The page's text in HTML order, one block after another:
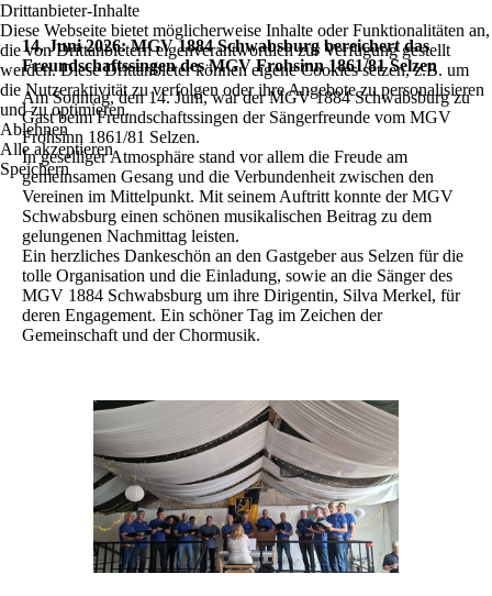
14. Juni 2026: MGV 1884 Schwabsburg bereichert das
Freundschaftssingen des MGV Frohsinn 1861/81 Selzen
Am Sonntag, den 14. Juni, war der MGV 1884 Schwabsburg zu
Gast beim Freundschaftssingen der Sängerfreunde vom MGV
Frohsinn 1861/81 Selzen.
In geselliger Atmosphäre stand vor allem die Freude am
gemeinsamen Gesang und die Verbundenheit zwischen den
Vereinen im Mittelpunkt. Mit seinem Auftritt konnte der MGV
Schwabsburg einen schönen musikalischen Beitrag zu dem
gelungenen Nachmittag leisten.
Ein herzliches Dankeschön an den Gastgeber aus Selzen für die
tolle Organisation und die Einladung, sowie an die Sänger des
MGV 1884 Schwabsburg um ihre Dirigentin, Silva Merkel, für
deren Engagement. Ein schöner Tag im Zeichen der
Gemeinschaft und der Chormusik.
Drittanbieter-Inhalte
Diese Webseite bietet möglicherweise Inhalte oder Funktionalitäten an,
die von Drittanbietern eigenverantwortlich zur Verfügung gestellt
werden. Diese Drittanbieter können eigene Cookies setzen, z.B. um
die Nutzeraktivität zu verfolgen oder ihre Angebote zu personalisieren
und zu optimieren.
Ablehnen
Alle akzeptieren
Speichern